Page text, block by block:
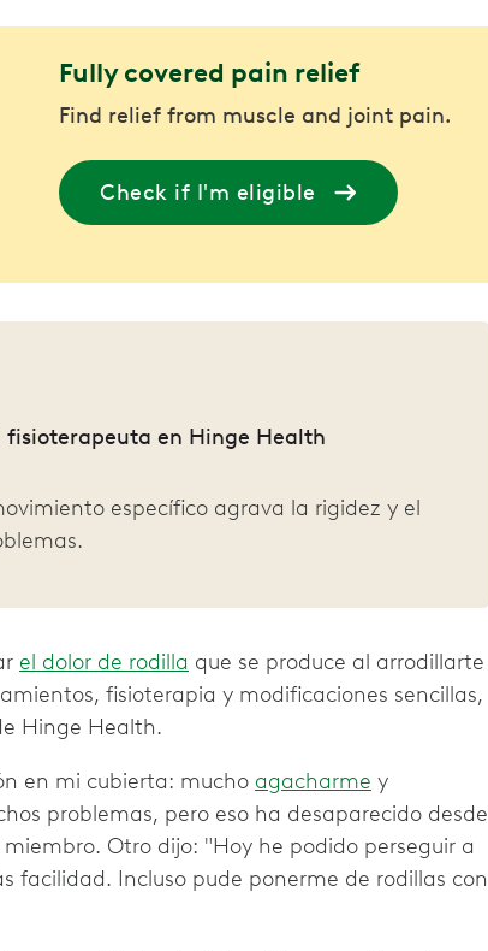
Fully covered pain relief
Find relief from muscle and joint pain.
Check if I'm eligible
en Hinge Health
específico agrava la rigidez y el
el dolor de rodilla que se produce al arrodillarte
fisioterapia y modificaciones sencillas,
Hinge Health.
en mi cubierta: mucho agacharme y
problemas, pero eso ha desaparecido desde
Otro dijo: "Hoy he podido perseguir a
facilidad. Incluso pude ponerme de rodillas con